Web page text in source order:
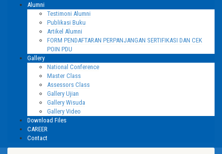
Alumni
Testimoni Alumni
Publikasi Buku
Artikel Alumni
FORM PENDAFTARAN PERPANJANGAN SERTIFIKASI DAN CEK
POIN PDU
Gallery
National Conference
Master Class
Assessors Class
Gallery Ujian
Gallery Wisuda
Gallery Video
Download Files
CAREER
Contact